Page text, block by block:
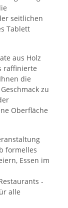
seitlichen
Tablett
aus Holz
raffinierte
die
zu
Oberfläche
formelles
Essen im
-
alle